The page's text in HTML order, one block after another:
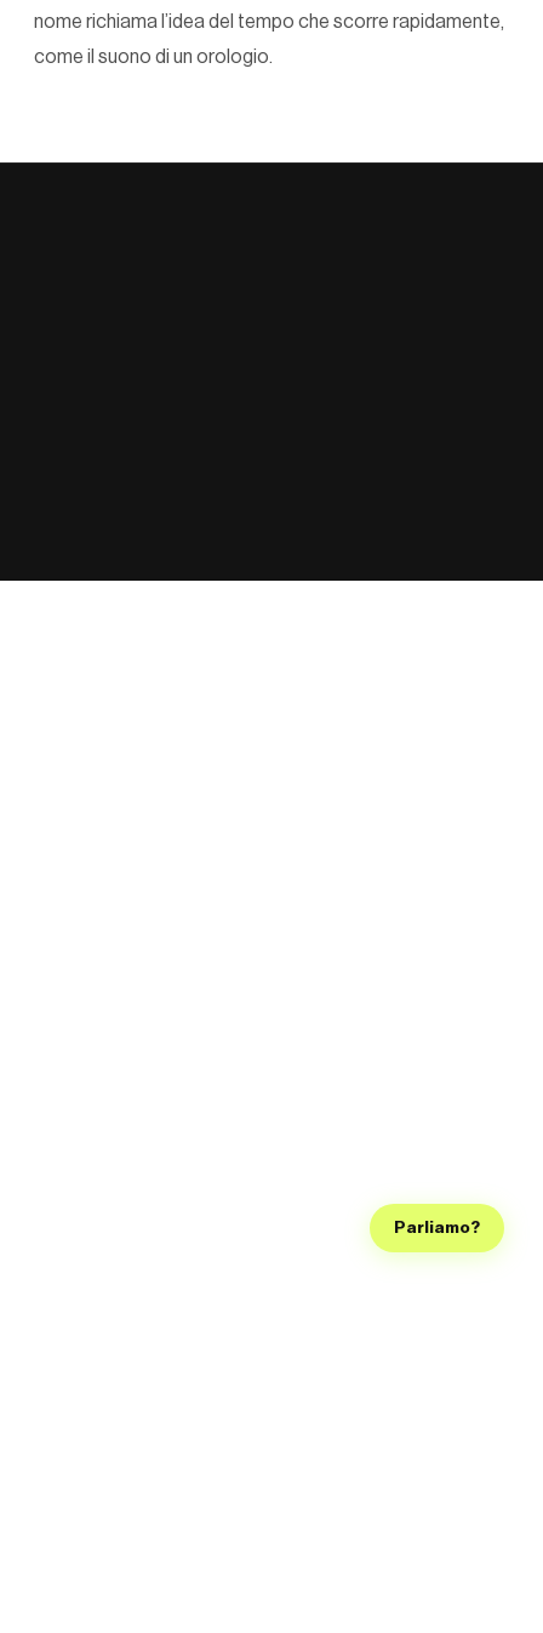
nome richiama l’idea del tempo che scorre rapidamente,
come il suono di un orologio.
Parliamo?